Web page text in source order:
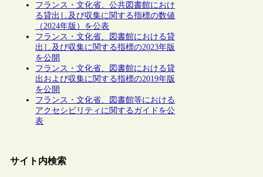
フランス・文化省、公共図書館におけ
る貸出し及び収集に関する指標の数値
（2024年版）を公表
フランス・文化省、図書館における貸
出し及び収集に関する指標の2023年版
を公開
フランス・文化省、図書館における貸
出および収集に関する指標の2019年版
を公開
フランス・文化省、図書館等における
アクセシビリティに関するガイドを公
表
サイト内検索